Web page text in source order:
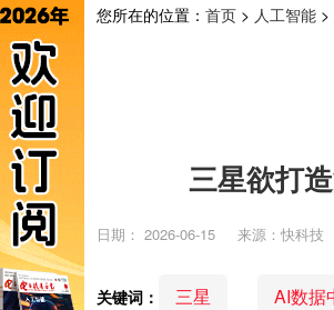
您所在的位置： 首页 > 人工智能 >
三星欲打
日期： 2026-06-15 来源：快科技
关键词： 三星 AI数据